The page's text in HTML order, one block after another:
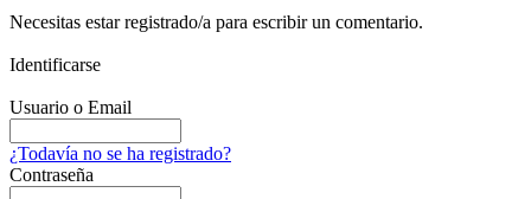
Necesitas estar registrado/a para escribir un comentario.
Identificarse
Usuario o Email
¿Todavía no se ha registrado?
Contraseña